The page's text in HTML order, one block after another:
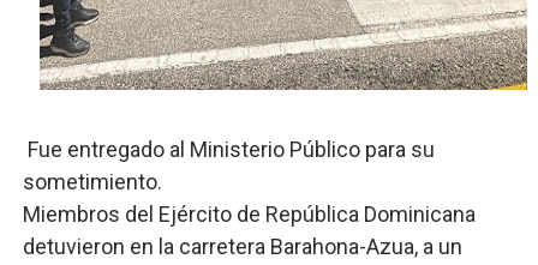
Trabajadores de la prensa y Obispado de la Provincia
Ministerio de Cultura anuncia ganadores de Premios
Más de 180 dirigentes sindicales de las Américas se
Restaurante Amigos es reconocido por sus cuatro
Banco Popular escala 17 posiciones en los mil
Fue entregado al Ministerio Público para su
sometimiento.
Miembros del Ejército de República Dominicana
detuvieron en la carretera Barahona-Azua, a un